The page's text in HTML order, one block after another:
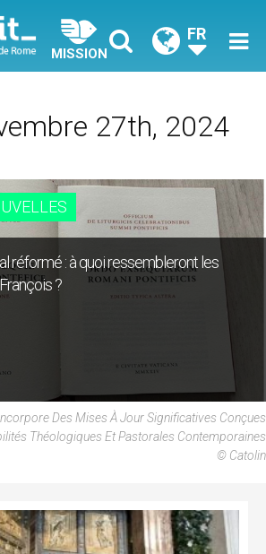
MISSION
FR
27th, 2024
réformé : à quoi ressembleront les
?
Des Mises À Jour Significatives Conçues
Théologiques Et Pastorales Contemporaines
© Catolin